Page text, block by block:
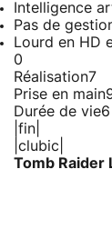
Intelligence
Pas de
Lourd en HD
0
Réalisation7
Prise en main
Durée de vie6
|fin|
|clubic|
Tomb Raider